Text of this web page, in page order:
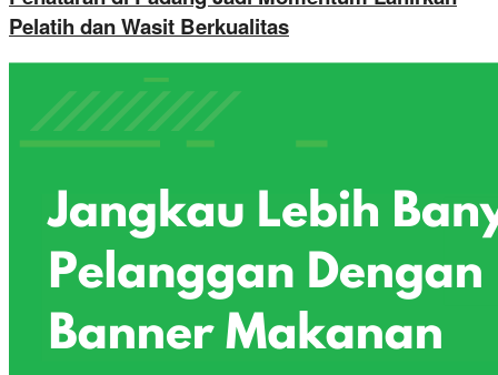
Pelatih dan Wasit Berkualitas